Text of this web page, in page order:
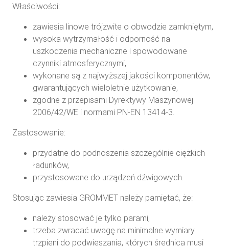
Właściwości:
zawiesia linowe trójzwite o obwodzie zamkniętym,
wysoka wytrzymałość i odporność na
uszkodzenia mechaniczne i spowodowane
czynniki atmosferycznymi,
wykonane są z najwyższej jakości komponentów,
gwarantujących wieloletnie użytkowanie,
zgodne z przepisami Dyrektywy Maszynowej
2006/42/WE i normami PN-EN 13414-3.
Zastosowanie:
przydatne do podnoszenia szczególnie ciężkich
ładunków,
przystosowane do urządzeń dźwigowych.
Stosując zawiesia GROMMET należy pamiętać, że:
należy stosować je tylko parami,
trzeba zwracać uwagę na minimalne wymiary
trzpieni do podwieszania, których średnica musi